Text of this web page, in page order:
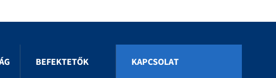
BEFEKTETŐK
KAPCSOLAT